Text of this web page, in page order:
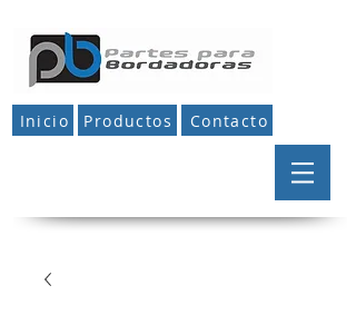
Inicio Productos Contacto